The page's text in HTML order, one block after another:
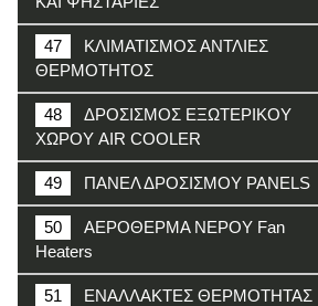
47
ΚΛΙΜΑΤΙΣΜΟΣ ΑΝΤΛΙΕΣ
ΘΕΡΜΟΤΗΤΟΣ
48
ΔΡΟΣΙΣΜΟΣ ΕΞΩΤΕΡΙΚΟΥ
ΧΩΡΟΥ AIR COOLER
49 ΠΑΝΕΛ ΔΡΟΣΙΣΜΟΥ PANELS
50
ΑΕΡΟΘΕΡΜΑ ΝΕΡΟΥ Fan
Heaters
51 ΕΝΑΛΛΑΚΤΕΣ ΘΕΡΜΟΤΗΤΑΣ